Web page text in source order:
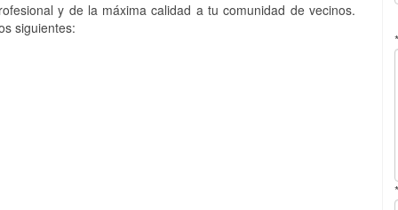
y de la máxima calidad a tu comunidad de vecinos.
siguientes: